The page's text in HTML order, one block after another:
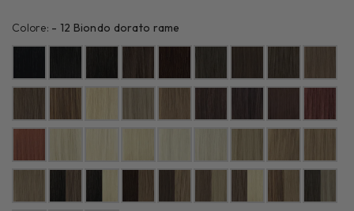
Colore: - 12 Biondo dorato rame